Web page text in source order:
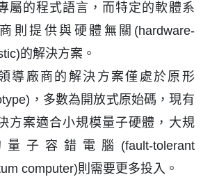
屬的程式語言，而特定的軟體系
則提供與硬體無關(hardware-
的解決方案。
導廠商的解決方案僅處於原形
，多數為開放式原始碼，現有
方案適合小規模量子硬體，大規
子容錯電腦(fault-tolerant
computer)則需要更多投入。